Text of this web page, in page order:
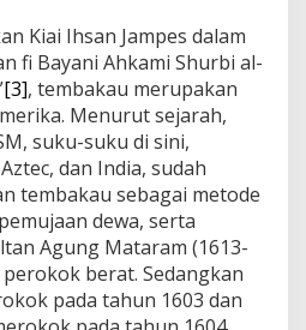
Kiai Ihsan Jampes dalam
fi Bayani Ahkami Shurbi al-
[3], tembakau merupakan
Menurut sejarah,
suku-suku di sini,
dan India, sudah
tembakau sebagai metode
dewa, serta
Agung Mataram (1613-
berat. Sedangkan
pada tahun 1603 dan